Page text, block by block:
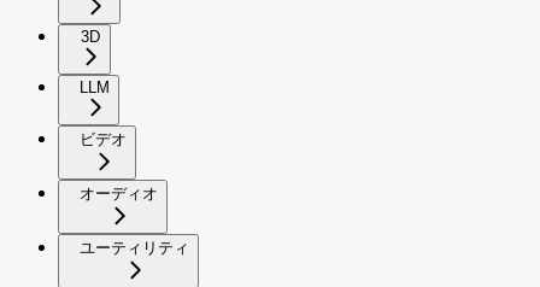
3D
LLM
ビデオ
オーディオ
ユーティリティ